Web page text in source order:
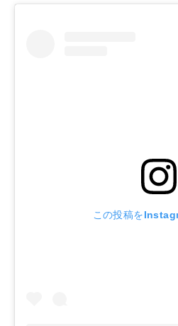
この投稿を